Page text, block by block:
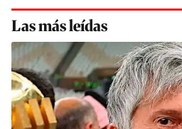
Las más leídas